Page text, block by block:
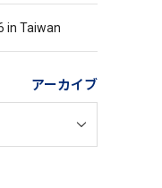
in Taiwan
アーカイブ